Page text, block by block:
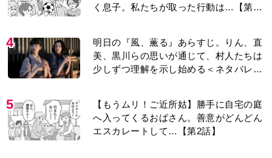
く息子。私たちが取った行動は…【第3
4
明日の『風、薫る』あらすじ。りん、直
美、黒川らの思いが通じて、村人たちは
少しずつ理解を示し始める＜ネタバレあ
5
【もうムリ！ご近所姑】勝手に自宅の庭
へ入ってくるおばさん。善意がどんどん
エスカレートして…【第2話】